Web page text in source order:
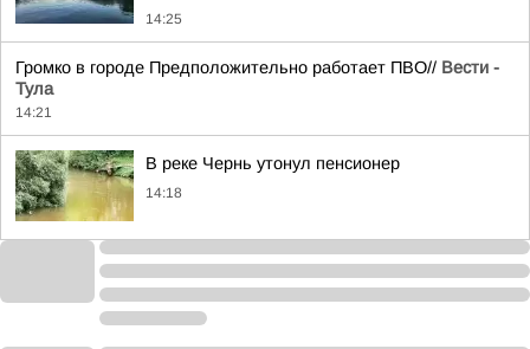
14:25
Громко в городе Предположительно работает ПВО// Вести -
Тула
14:21
В реке Чернь утонул пенсионер
14:18